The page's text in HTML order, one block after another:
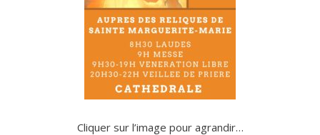
Cliquer sur l’image pour agrandir…